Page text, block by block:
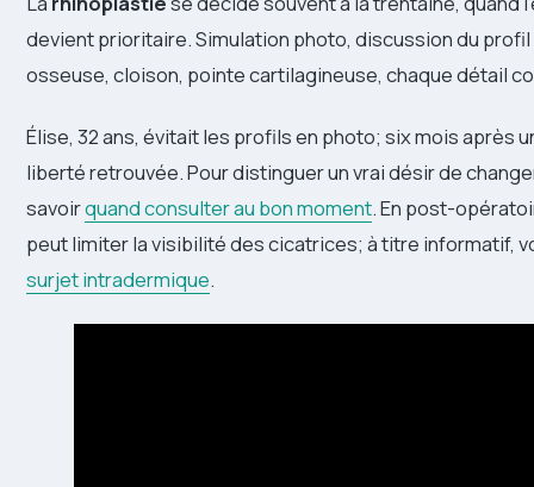
devient prioritaire. Simulation photo, discussion du
osseuse, cloison, pointe cartilagineuse, chaque détail
Élise, 32 ans, évitait les profils en photo; six mois après
liberté retrouvée. Pour distinguer un vrai désir de
savoirquand consulter au bon moment. En post-
peut limiter la visibilité des cicatrices; à titre informatif,
surjet intradermique.